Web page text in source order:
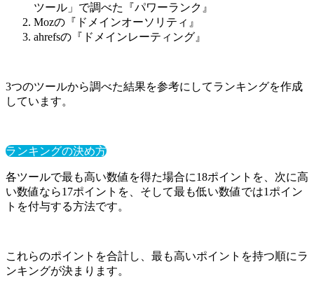
ツール」で調べた『パワーランク』
Mozの『ドメインオーソリティ』
ahrefsの『ドメインレーティング』
3つのツールから調べた結果を参考にしてランキングを作成
しています。
ランキングの決め方
各ツールで最も高い数値を得た場合に18ポイントを、次に高
い数値なら17ポイントを、そして最も低い数値では1ポイン
トを付与する方法です。
これらのポイントを合計し、最も高いポイントを持つ順にラ
ンキングが決まります。